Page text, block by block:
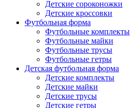
Детские сороконожки
Детские кроссовки
Футбольная форма
Футбольные комплекты
Футбольные майки
Футбольные трусы
Футбольные гетры
Детская футбольная форма
Детские комплекты
Детские майки
Детские трусы
Детские гетры